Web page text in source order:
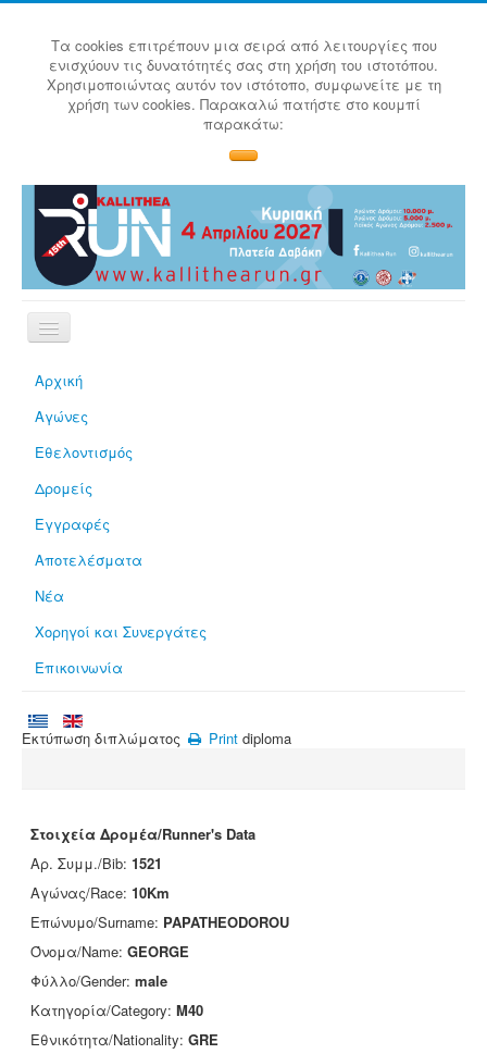
Τα cookies επιτρέπουν μια σειρά από λειτουργίες που
ενισχύουν τις δυνατότητές σας στη χρήση του ιστοτόπου.
Χρησιμοποιώντας αυτόν τον ιστότοπο, συμφωνείτε με τη
χρήση των cookies. Παρακαλώ πατήστε στο κουμπί
παρακάτω:
Αρχική
Αγώνες
Εθελοντισμός
Δρομείς
Εγγραφές
Αποτελέσματα
Νέα
Χορηγοί και Συνεργάτες
Επικοινωνία
Εκτύπωση διπλώματος Print diploma
Στοιχεία Δρομέα/Runner's Data
Αρ. Συμμ./Bib: 1521
Αγώνας/Race: 10Km
Επώνυμο/Surname: PAPATHEODOROU
Όνομα/Name: GEORGE
Φύλλο/Gender: male
Κατηγορία/Category: M40
Εθνικότητα/Nationality: GRE